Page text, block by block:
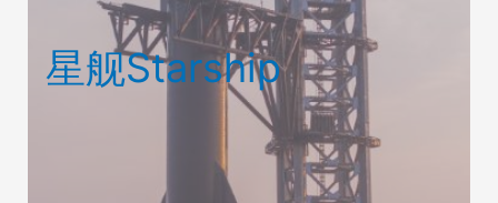
星舰Starship